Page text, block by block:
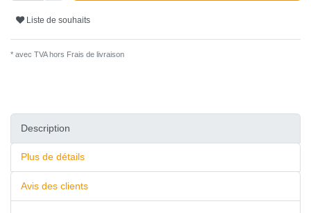
Liste de souhaits
* avec TVA hors Frais de livraison
Description
Plus de détails
Avis des clients